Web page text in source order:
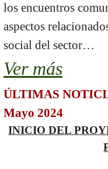
los encuentros
aspectos
social del sector…
Ver más
ÚLTIMAS
Mayo 2024
INICIO DEL